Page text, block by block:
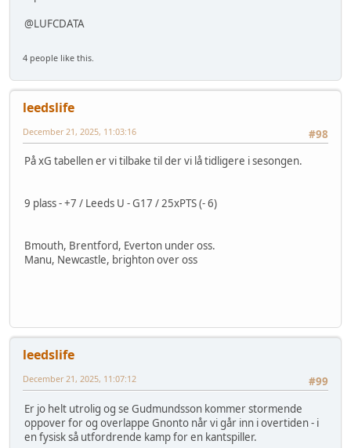
@LUFCDATA
4 people like this.
leedslife
#98
December 21, 2025, 11:03:16
På xG tabellen er vi tilbake til der vi lå tidligere i sesongen.
9 plass - +7 / Leeds U - G17 / 25xPTS (- 6)
Bmouth, Brentford, Everton under oss.
Manu, Newcastle, brighton over oss
leedslife
#99
December 21, 2025, 11:07:12
Er jo helt utrolig og se Gudmundsson kommer stormende
oppover for og overlappe Gnonto når vi går inn i overtiden - i
en fysisk så utfordrende kamp for en kantspiller.